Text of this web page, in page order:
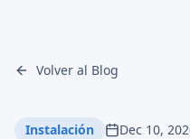
Volver al Blog
Instalación Dec 10,